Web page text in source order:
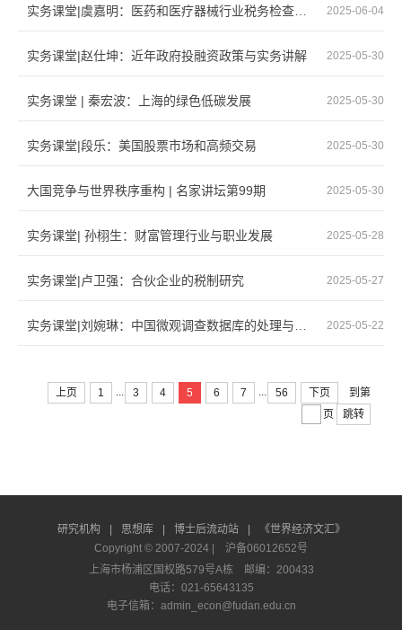
2025-06-04
实务课堂|虞嘉明：医药和医疗器械行业税务检查要点与金税四期解读
2025-05-30
实务课堂|赵仕坤：近年政府投融资政策与实务讲解
2025-05-30
实务课堂 | 秦宏波：上海的绿色低碳发展
2025-05-30
实务课堂|段乐：美国股票市场和高频交易
2025-05-30
大国竞争与世界秩序重构 | 名家讲坛第99期
2025-05-28
实务课堂| 孙栩生：财富管理行业与职业发展
2025-05-27
实务课堂|卢卫强：合伙企业的税制研究
2025-05-22
实务课堂|刘婉琳：中国微观调查数据库的处理与应用
上页 1 ... 3 4 5 6 7 ... 56 下页
到第
页
跳转
研究机构 思想库 博士后流动站
《世界经济文汇》
Copyright © 2007-2024 | 沪备06012652号
上海市杨浦区国权路579号A栋 邮编：200433
电话：021-65643135
电子信箱：admin_econ@fudan.edu.cn